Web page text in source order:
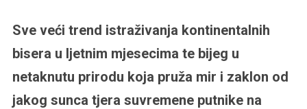
Sve veći trend istraživanja kontinentalnih
bisera u ljetnim mjesecima te bijeg u
netaknutu prirodu koja pruža mir i zaklon od
jakog sunca tjera suvremene putnike na